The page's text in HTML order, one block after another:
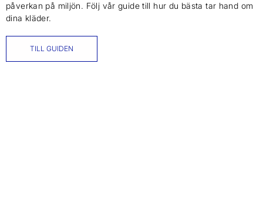
påverkan på miljön. Följ vår guide till hur du bästa tar hand om
dina kläder.
TILL GUIDEN